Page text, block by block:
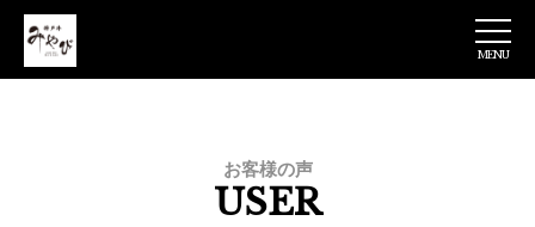
神戸牛みやび 日
MENU
お客様の声
USER